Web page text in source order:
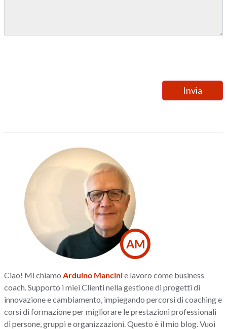
AM
Ciao! Mi chiamoArduino Mancinie lavoro come business
coach. Supporto i miei Clienti nella gestione di progetti di
innovazione e cambiamento, impiegando percorsi di coaching e
corsi di formazione per migliorare le prestazioni professionali
di persone, gruppi e organizzazioni. Questo è il mio blog. Vuoi